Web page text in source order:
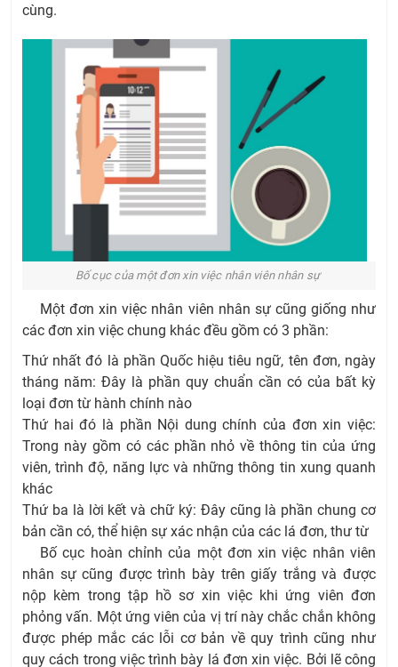
cùng.
Bố cục của một đơn xin việc nhân viên nhân sự
Một đơn xin việc nhân viên nhân sự cũng giống như
các đơn xin việc chung khác đều gồm có 3 phần:
Thứ nhất đó là phần Quốc hiệu tiêu ngữ, tên đơn, ngày
tháng năm: Đây là phần quy chuẩn cần có của bất kỳ
loại đơn từ hành chính nào
Thứ hai đó là phần Nội dung chính của đơn xin việc:
Trong này gồm có các phần nhỏ về thông tin của ứng
viên, trình độ, năng lực và những thông tin xung quanh
khác
Thứ ba là lời kết và chữ ký: Đây cũng là phần chung cơ
bản cần có, thể hiện sự xác nhận của các lá đơn, thư từ
Bố cục hoàn chỉnh của một đơn xin việc nhân viên
nhân sự cũng được trình bày trên giấy trắng và được
nộp kèm trong tập hồ sơ xin việc khi ứng viên đơn
phỏng vấn. Một ứng viên của vị trí này chắc chắn không
được phép mắc các lỗi cơ bản về quy trình cũng như
quy cách trong việc trình bày lá đơn xin việc. Bởi lẽ công